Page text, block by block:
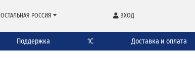
ОСТАЛЬНАЯ РОССИЯ ВХОД
Поддержка 1С Доставка и оплата